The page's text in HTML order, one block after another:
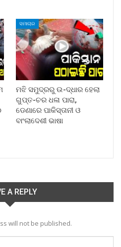
ସମାଚାର
ମଝି ସମୁଦ୍ରରୁ ଉ-ଦ୍ଧାର ହେଲା
ଗୁପ୍ତ-ଚର ଧଳା ପାରା,
ଡେଣାରେ ପାକିସ୍ତାନୀ ଓ
ବାଂଲାଦେଶୀ ଭାଷା
A REPLY
will not be published.